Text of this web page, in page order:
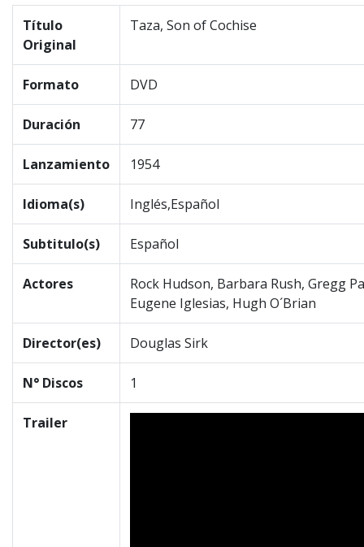
Título
Original
Taza, Son of Cochise
Formato DVD
Duración 77
Lanzamiento 1954
Idioma(s) Inglés,Español
Subtitulo(s) Español
Actores
Rock Hudson, Barbara Rush, Gregg
Eugene Iglesias, Hugh O´Brian
Director(es) Douglas Sirk
N° Discos 1
Trailer